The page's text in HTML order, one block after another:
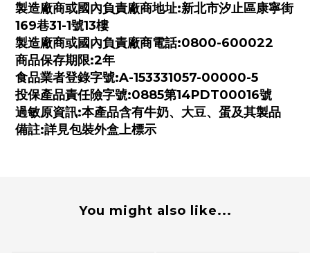
製造廠商或國內負責廠商地址:新北市汐止區康寧街
169巷31-1號13樓
製造廠商或國內負責廠商電話:0800-600022
商品保存期限:2年
食品業者登錄字號:A-153331057-00000-5
投保產品責任險字號:0885第14PDT00016號
過敏原資訊:本產品含有牛奶、大豆、蛋及其製品
備註:詳見包裝外盒上標示
You might also like...